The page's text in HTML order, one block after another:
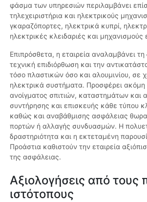
φάσμα των υπηρεσιών περιλαμβάνει
τηλεχειριστήρια και ηλεκτρικούς
γκαραζόπορτες, ηλεκτρικά κυπρί,
ηλεκτρικές κλειδαριές και
Επιπρόσθετα, η εταιρεία αναλαμβάνει τη
τεχνική επιδιόρθωση και την
τόσο πλαστικών όσο και αλουμινίου, σε
ηλεκτρικά συστήματα. Προσφέρει ακόμη
ανοίγματος σπιτιών, καταστημάτων και
συντήρησης και επισκευής κάθε τύπου
καθώς και αναβάθμισης ασφάλειας
πορτών ή αλλαγής συνδυασμών. Η
δραστηριότητα και η εκτεταμένη
Προάστια καθιστούν την εταιρεία
της ασφάλειας.
Αξιολογήσεις από
ιστότοπους